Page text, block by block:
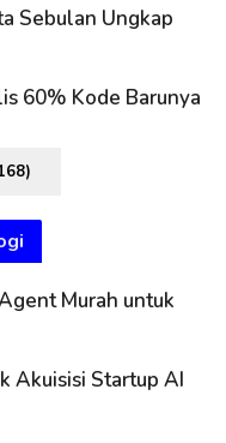
Sebulan Ungkap
60% Kode Barunya
Murah untuk
Akuisisi Startup AI